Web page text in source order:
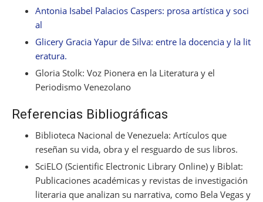
Antonia Isabel Palacios Caspers: prosa artística y soci
al
Glicery Gracia Yapur de Silva: entre la docencia y la lit
eratura.
Gloria Stolk: Voz Pionera en la Literatura y el
Periodismo Venezolano
Referencias Bibliográficas
Biblioteca Nacional de Venezuela: Artículos que
reseñan su vida, obra y el resguardo de sus libros.
SciELO (Scientific Electronic Library Online) y Biblat:
Publicaciones académicas y revistas de investigación
literaria que analizan su narrativa, como Bela Vegas y